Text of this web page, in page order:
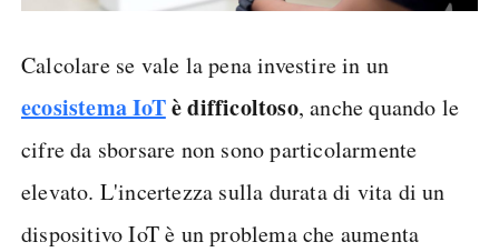
Calcolare se vale la pena investire in un
ecosistema IoTè difficoltoso, anche quando le
cifre da sborsare non sono particolarmente
elevato. L'incertezza sulla durata di vita di un
dispositivo IoT è un problema che aumenta